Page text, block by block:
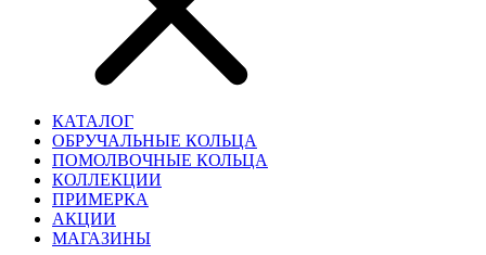
КАТАЛОГ
ОБРУЧАЛЬНЫЕ КОЛЬЦА
ПОМОЛВОЧНЫЕ КОЛЬЦА
КОЛЛЕКЦИИ
ПРИМЕРКА
АКЦИИ
МАГАЗИНЫ